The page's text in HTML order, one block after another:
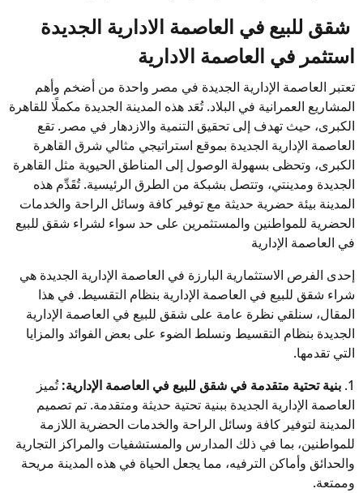
شقق للبيع في العاصمة الادارية الجديدة
استثمر في العاصمة الادارية
تعتبر العاصمة الإدارية الجديدة في مصر واحدة من أضخم وأهم
المشاريع العمرانية في البلاد. تُعَد هذه المدينة الجديدة مكملًا للقاهرة
الكبرى، حيث تهدف إلى تحقيق التنمية والازدهار في مصر. تقع
العاصمة الإدارية الجديدة بموقع استراتيجي مثالي شرق القاهرة
الكبرى، وتحظى بسهولة الوصول إلى المناطق الحيوية مثل القاهرة
الجديدة ومدينتي، وتتصل بشبكة من الطرق الرئيسية. تُقَدِّم هذه
المدينة بيئة حضرية حديثة مع توفير كافة وسائل الراحة والخدمات
الحضرية للمواطنين والمستثمرين على حد سواء لشراء شقق للبيع
في العاصمة الإدارية
إحدى الفرص الاستثمارية البارزة في العاصمة الإدارية الجديدة هي
شراء شقق للبيع في العاصمة الإدارية بنظام التقسيط. في هذا
المقال، سنلقي نظرة عامة على شقق للبيع في العاصمة الإدارية
الجديدة بنظام التقسيط ونسلط الضوء على بعض الفوائد والمزايا
التي تقدمها.
1. بنية تحتية متقدمة في شقق للبيع في العاصمة الإدارية:تُميز
العاصمة الإدارية الجديدة ببنية تحتية حديثة ومتقدمة. تم تصميم
المدينة لتوفير كافة وسائل الراحة والخدمات الحضرية اللازمة
للمواطنين، بما في ذلك المدارس والمستشفيات والمراكز التجارية
والحدائق وأماكن الترفيه، مما يجعل الحياة في هذه المدينة مريحة
وممتعة.